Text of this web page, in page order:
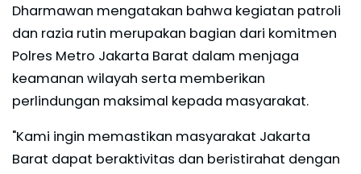
Dharmawan mengatakan bahwa kegiatan patroli
dan razia rutin merupakan bagian dari komitmen
Polres Metro Jakarta Barat dalam menjaga
keamanan wilayah serta memberikan
perlindungan maksimal kepada masyarakat.
"Kami ingin memastikan masyarakat Jakarta
Barat dapat beraktivitas dan beristirahat dengan